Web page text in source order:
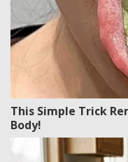
This Simple Trick
Body!